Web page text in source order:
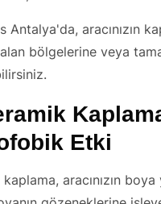
Antalya'da, aracınızın
bölgelerine veya
Etki
aracınızın